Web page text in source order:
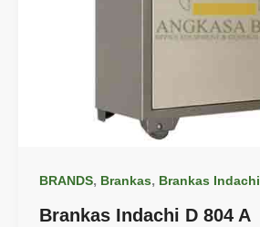
BRANDS, Brankas, Brankas Indachi
Brankas Indachi D 804 A